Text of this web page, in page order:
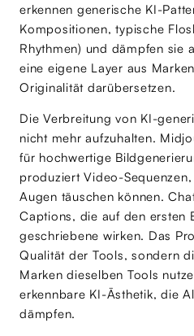
erkennen generische KI-
Kompositionen, typische
Rhythmen) und dämpfen sie
eine eigene Layer aus
Originalität darübersetzen.
Die Verbreitung von KI-
nicht mehr aufzuhalten.
für hochwertige
produziert Video-
Augen täuschen können.
Captions, die auf den ersten
geschriebene wirken. Das
Qualität der Tools, sondern
Marken dieselben Tools
erkennbare KI-Ästhetik, die
dämpfen.